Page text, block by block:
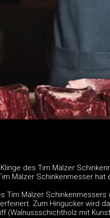
des Tim Mälzer
Mälzer Schinkenmesser hat
Tim Mälzer
Zum Hingucker wird
(Walnussschichtholz mit